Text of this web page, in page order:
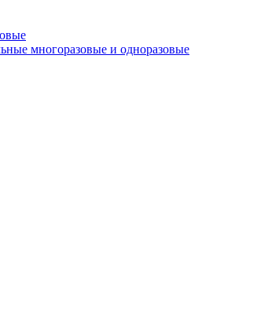
многоразовые и одноразовые